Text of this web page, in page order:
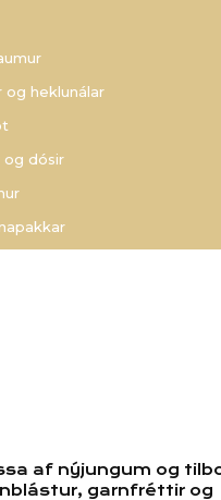
og heklunálar
og dósir
af nýjungum og
garnfréttir og